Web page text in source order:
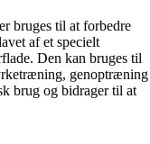
bruges til at forbedre
af et specielt
Den kan bruges til
genoptræning
brug og bidrager til at